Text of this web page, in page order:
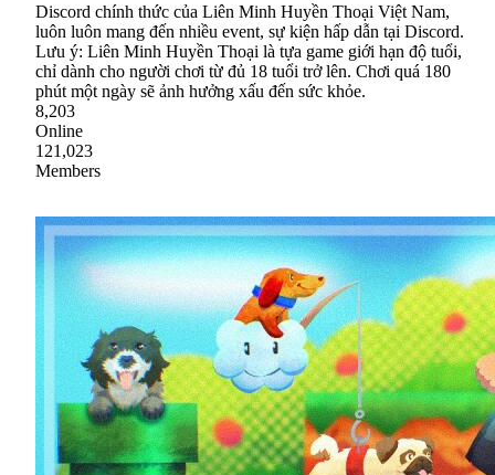
Discord chính thức của Liên Minh Huyền Thoại Việt Nam,
luôn luôn mang đến nhiều event, sự kiện hấp dẫn tại Discord.
Lưu ý: Liên Minh Huyền Thoại là tựa game giới hạn độ tuổi,
chỉ dành cho người chơi từ đủ 18 tuổi trở lên. Chơi quá 180
phút một ngày sẽ ảnh hưởng xấu đến sức khỏe.
8,203
Online
121,023
Members